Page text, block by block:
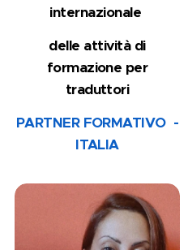
internazionale
delle attività di
formazione per
traduttori
PARTNER FORMATIVO -
ITALIA